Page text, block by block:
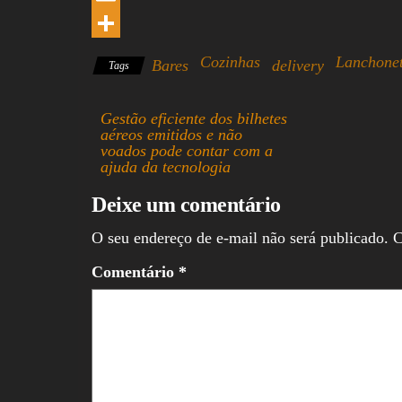
o
k
a
s
a
s
k
n
E
a
h
Tags Bares Cozinhas delivery
Gestão eficiente dos bilhetes
aéreos emitidos e não
voados pode contar com a
ajuda da tecnologia
Deixe um comentário
O seu endereço de e-mail não será publicado.
Comentário *